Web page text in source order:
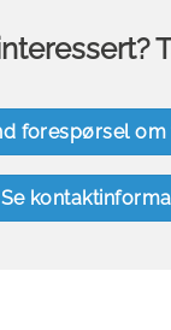
forespørsel
Se